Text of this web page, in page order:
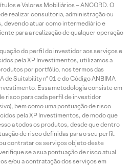
e Valores Mobiliários – ANCORD. O
realizar consultoria, administração ou
devendo atuar como intermediário e
para a realização de qualquer operação
do perfil do investidor aos serviços e
pela XP Investimentos, utilizamos a
por portfólio, nos termos das
de Suitability nº 01 e do Código ANBIMA
Essa metodologia consiste em
risco para cada perfil de investidor
bem como uma pontuação de risco
pela XP Investimentos, de modo que
a todos os produtos, desde que dentro
de risco definidas para o seu perfil.
contratar os serviços objeto deste
se a sua pontuação de risco atual
e/ou a contratação dos serviços em